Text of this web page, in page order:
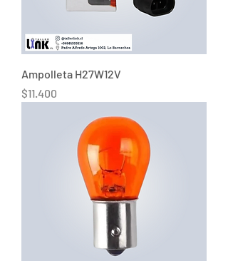
Ampolleta H27W12V
Precio
$11.400